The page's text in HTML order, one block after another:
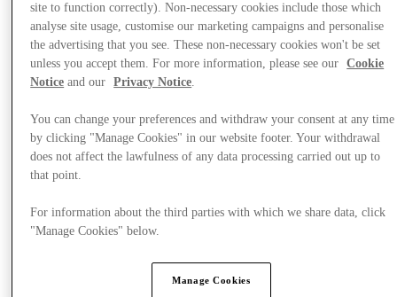
site to function correctly). Non-necessary cookies include those which
analyse site usage, customise our marketing campaigns and personalise
the advertising that you see. These non-necessary cookies won't be set
unless you accept them. For more information, please see our
Cookie
Notice and our Privacy Notice.
You can change your preferences and withdraw your consent at any time
by clicking "Manage Cookies" in our website footer. Your withdrawal
does not affect the lawfulness of any data processing carried out up to
that point.
For information about the third parties with which we share data, click
"Manage Cookies" below.
Manage Cookies